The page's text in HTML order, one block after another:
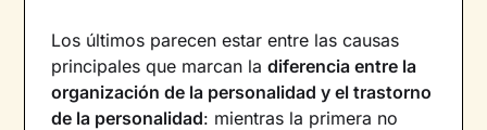
Los últimos parecen estar entre las causas
principales que marcan ladiferencia entre la
organización de la personalidad y el trastorno
de la personalidad: mientras la primera no